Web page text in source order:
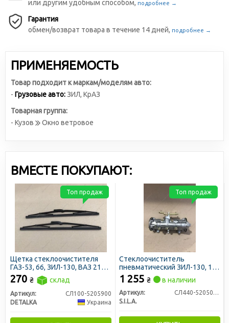
или другим удобным способом, подробнее →
Гарантия
обмен/возврат товара в течение 14 дней, подробнее →
ПРИМЕНЯЕМОСТЬ
Товар подходит к маркам/моделям авто:
- Грузовые авто: ЗИЛ, КрАЗ
Товарная группа:
- Кузов
Окно ветровое
ВМЕСТЕ ПОКУПАЮТ:
Щетка стеклоочистителя
ГАЗ-53, 66, ЗИЛ-130, ВАЗ 2101
330мм (2 шт)
270 ₴ склад
Артикул:
СЛ100-5205900
DETALKA
Украина
Топ продаж
Стеклоочиститель
пневматический ЗИЛ-130, 131
(пр-во S.I.L.A. AC)
1 255 ₴ в наличии
Артикул:
СЛ440-5205010 (130-5205010)
S.I.L.A.
Топ продаж